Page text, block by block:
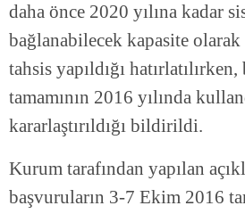
daha önce 2020 yılına kadar
bağlanabilecek kapasite
tahsis yapıldığı
tamamının 2016 yılında
kararlaştırıldığı bildirildi.
Kurum tarafından yapılan
başvuruların 3-7 Ekim 2016